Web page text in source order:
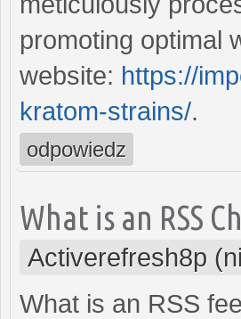
promoting optimal
website: https://
kratom-strains/.
odpowiedz
What is an RSS
Activerefresh8p
What is an RSS